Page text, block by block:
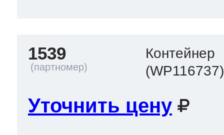
1539
Контейнер
(WP116737)
Уточнить цену